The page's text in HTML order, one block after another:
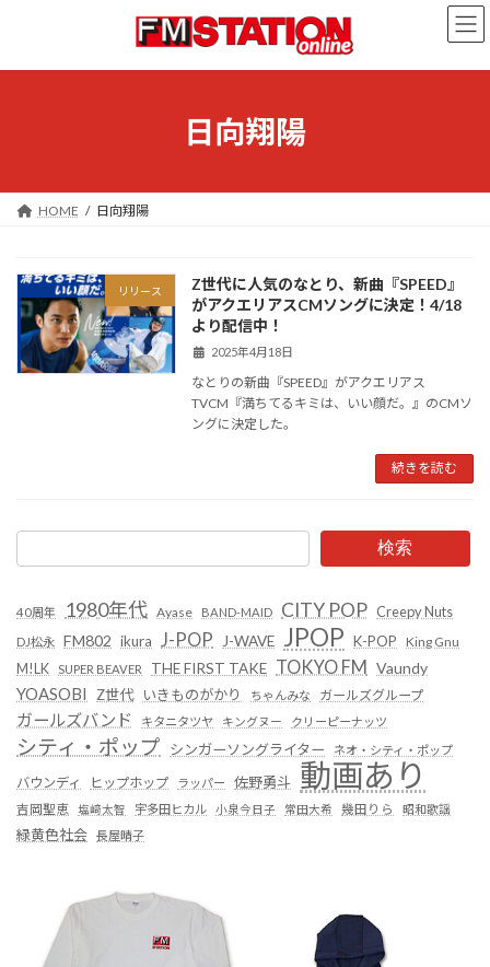
ン
ー
日向翔陽
HOME 日向翔陽
リリース
Z世代に人気のなとり、新曲『SPEED』
がアクエリアスCMソングに決定！4/18
より配信中！
2025年4月18日
なとりの新曲『SPEED』がアクエリアス
TVCM『満ちてるキミは、いい顔だ。』のCMソ
ングに決定した。
続きを読む
検索
40周年 1980年代 Ayase BAND-MAID CITY POP Creepy Nuts
DJ松永 FM802 ikura J-POP J-WAVE JPOP K-POP
King Gnu
M!LK
SUPER BEAVER THE FIRST TAKE TOKYO FM Vaundy
YOASOBI Z世代 いきものがかり ちゃんみな ガールズグループ
ガールズバンド キタニタツヤ キングヌー クリーピーナッツ
シティ・ポップ シンガーソングライター ネオ・シティ・ポップ
バウンディ ヒップホップ ラッパー 佐野勇斗 動画あり
吉岡聖恵 塩﨑太智 宇多田ヒカル 小泉今日子 常田大希 幾田りら 昭和歌謡
緑黄色社会 長屋晴子